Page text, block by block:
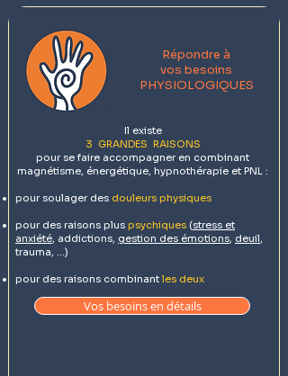
Répondre à
vos besoins
PHYSIOLOGIQUES
Il existe
3 GRANDES RAISONS
pour se faire accompagner en combinant
magnétisme, énergétique, hypnothérapie et PNL :
pour soulager des douleurs physiques
pour des raisons plus psychiques (stress et
anxiété, addictions, gestion des émotions, deuil,
trauma, ...)
pour des raisons combinant les deux
Vos besoins en détails